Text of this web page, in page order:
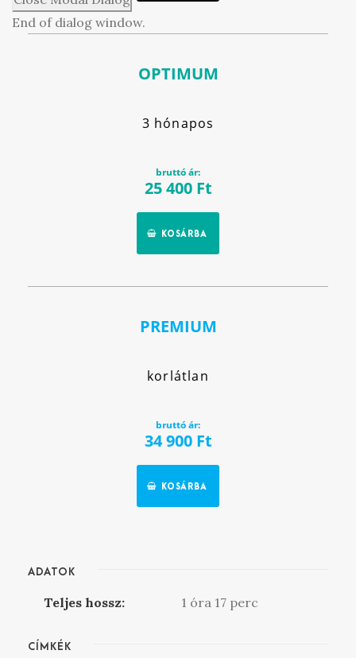
End of dialog window.
OPTIMUM
3 hónapos
bruttó ár:
25 400 Ft
KOSÁRBA
PREMIUM
korlátlan
bruttó ár:
34 900 Ft
KOSÁRBA
ADATOK
Teljes hossz: 1 óra 17 perc
CÍMKÉK